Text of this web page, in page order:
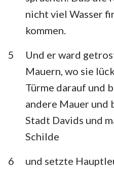
nicht viel Wasser
kommen.
5
Und er ward
Mauern, wo sie
Türme darauf und
andere Mauer
Stadt Davids und
Schilde
6
und setzte